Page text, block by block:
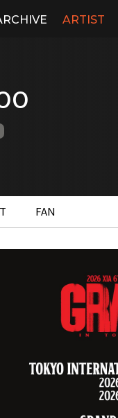
ARTIST
FAN